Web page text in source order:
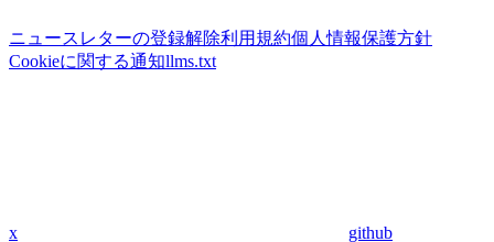
ニュースレターの登録解除利用規約個人情報保護方針
Cookieに関する通知llms.txt
x github